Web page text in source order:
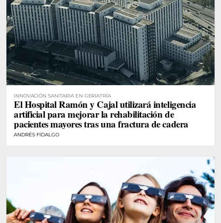
INNOVACIÓN SANITARIA EN GERIATRÍA
El Hospital Ramón y Cajal utilizará inteligencia
artificial para mejorar la rehabilitación de
pacientes mayores tras una fractura de cadera
ANDRÉS FIDALGO